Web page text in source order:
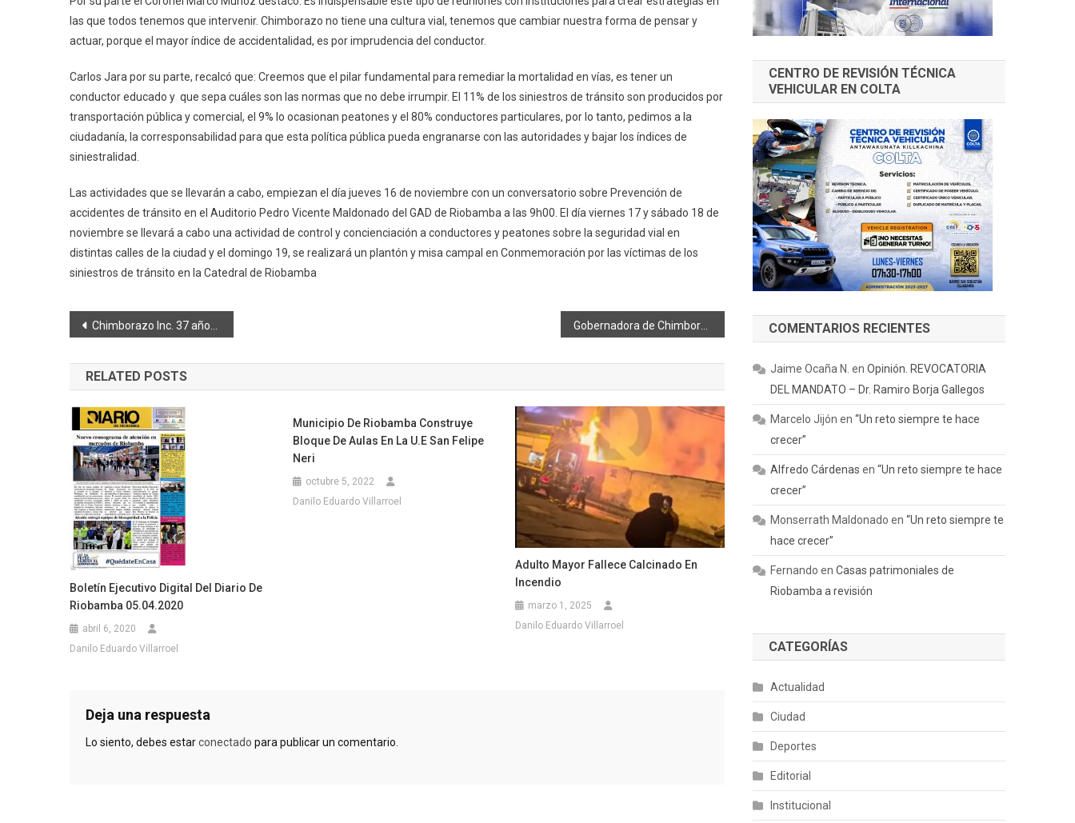
las que todos tenemos que intervenir. Chimborazo no tiene una cultura vial, tenemos que cambiar nuestra forma de pensar y
actuar, porque el mayor índice de accidentalidad, es por imprudencia del conductor.
Carlos Jara por su parte, recalcó que: Creemos que el pilar fundamental para remediar la mortalidad en vías, es tener un
conductor educado y que sepa cuáles son las normas que no debe irrumpir. El 11% de los siniestros de tránsito son producidos por
transportación pública y comercial, el 9% lo ocasionan peatones y el 80% conductores particulares, por lo tanto, pedimos a la
ciudadanía, la corresponsabilidad para que esta política pública pueda engranarse con las autoridades y bajar los índices de
siniestralidad.
Las actividades que se llevarán a cabo, empiezan el día jueves 16 de noviembre con un conversatorio sobre Prevención de
accidentes de tránsito en el Auditorio Pedro Vicente Maldonado del GAD de Riobamba a las 9h00. El día viernes 17 y sábado 18 de
noviembre se llevará a cabo una actividad de control y concienciación a conductores y peatones sobre la seguridad vial en
distintas calles de la ciudad y el domingo 19, se realizará un plantón y misa campal en Conmemoración por las víctimas de los
siniestros de tránsito en la Catedral de Riobamba
Navegación
de
entradas
Chimborazo Inc. 37 años de trabajo social desde EE.UU
RELATED POSTS
Boletín Ejecutivo Digital Del Diario De
Riobamba 05.04.2020
abril 6, 2020
Danilo Eduardo Villarroel
Municipio De Riobamba Construye
Bloque De Aulas En La U.E San Felipe
Neri
octubre 5, 2022
Danilo Eduardo Villarroel
Adulto Mayor Fallece Calcinado En
Incendio
marzo 1, 2025
Danilo Eduardo Villarroel
Deja una respuesta
Lo siento, debes estarconectado para publicar un comentario.
CENTRO DE REVISIÓN TÉCNICA
VEHICULAR EN COLTA
COMENTARIOS RECIENTES
Jaime Ocaña N. enOpinión. REVOCATORIA
DEL MANDATO – Dr. Ramiro Borja Gallegos
Marcelo Jijón en“Un reto siempre te hace
crecer”
Alfredo Cárdenas en“Un reto siempre te hace
crecer”
Monserrath Maldonado en“Un reto siempre te
hace crecer”
Fernando enCasas patrimoniales de
Riobamba a revisión
CATEGORÍAS
Actualidad
Ciudad
Deportes
Editorial
Institucional